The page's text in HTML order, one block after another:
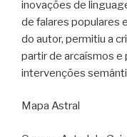
inovações de
de falares populares
do autor, permitiu a
partir de arcaísmos e
intervenções
Mapa Astral